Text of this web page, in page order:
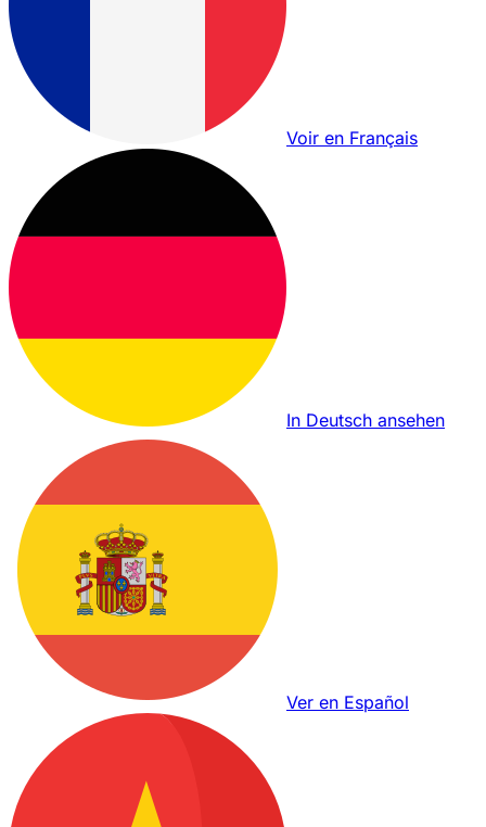
Voir en Français
In Deutsch ansehen
Ver en Español